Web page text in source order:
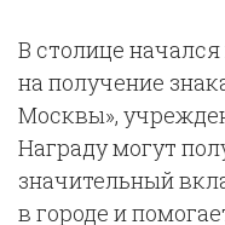
В столице
на получение
Москвы»,
Награду могут
значительный
в городе и